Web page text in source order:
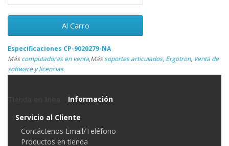
Al Carro
Especificaciones CP-9020279-NA
Máscomputadoras en venta,Mássoportes articulados, Ergotron, Venta de
software y licencias
Información
Servicio al Cliente
Contáctenos Email/Teléfono
Productos en tienda